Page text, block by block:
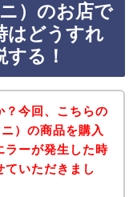
）のお店で
はどうすれ
る！
？今回、こちらの
）の商品を購入
ラーが発生した時
ていただきまし